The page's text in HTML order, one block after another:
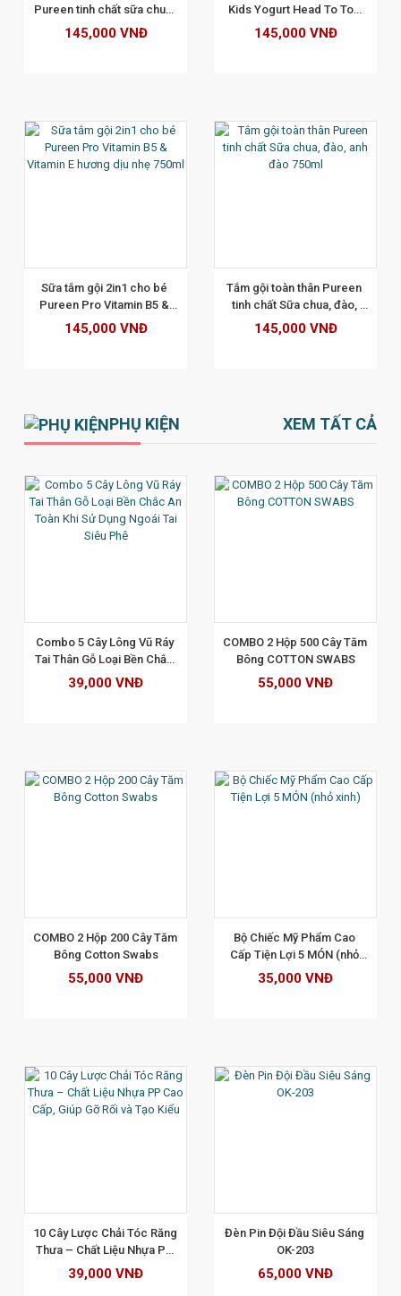
Pureen tinh chất sữa chua,
nho đen và mận 750ml
145,000 VNĐ
Kids Yogurt Head To Toe
Wash 750ml - Hương Phúc
Bồn Tử
145,000 VNĐ
Sữa tắm gội 2in1 cho bé
Pureen Pro Vitamin B5 &
Vitamin E hương dịu nhẹ
750ml
145,000 VNĐ
Tắm gội toàn thân Pureen
tinh chất Sữa chua, đào,
anh đào 750ml
145,000 VNĐ
PHỤ KIỆN XEM TẤT CẢ
Combo 5 Cây Lông Vũ Ráy
Tai Thân Gỗ Loại Bền Chắc
An Toàn Khi Sử Dụng Ngoái
Tai Siêu Phê
39,000 VNĐ
COMBO 2 Hộp 500 Cây Tăm
Bông COTTON SWABS
55,000 VNĐ
COMBO 2 Hộp 200 Cây Tăm
Bông Cotton Swabs
55,000 VNĐ
Bộ Chiếc Mỹ Phẩm Cao
Cấp Tiện Lợi 5 MÓN (nhỏ
xinh)
35,000 VNĐ
10 Cây Lược Chải Tóc Răng
Thưa – Chất Liệu Nhựa PP
Cao Cấp, Giúp Gỡ Rối và
Tạo Kiểu
39,000 VNĐ
Đèn Pin Đội Đầu Siêu Sáng
OK-203
65,000 VNĐ